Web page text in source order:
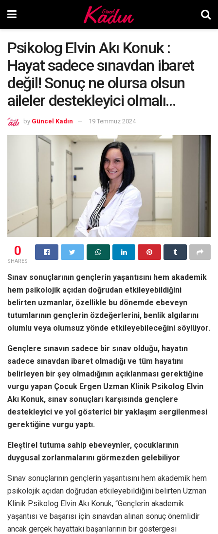
Psikolog Elvin Akı Konuk :
Hayat sadece sınavdan ibaret
değil! Sonuç ne olursa olsun
aileler destekleyici olmalı…
by Güncel Kadın 19 Temmuz 2024
0
SHARES
Sınav sonuçlarının gençlerin yaşantısını hem akademik
hem psikolojik açıdan doğrudan etkileyebildiğini
belirten uzmanlar, özellikle bu dönemde ebeveyn
tutumlarının gençlerin özdeğerlerini, benlik algılarını
olumlu veya olumsuz yönde etkileyebileceğini söylüyor.
Gençlere sınavın sadece bir sınav olduğu, hayatın
sadece sınavdan ibaret olmadığı ve tüm hayatını
belirleyen bir şey olmadığının açıklanması gerektiğine
vurgu yapan Çocuk Ergen Uzman Klinik Psikolog Elvin
Akı Konuk, sınav sonuçları karşısında gençlere
destekleyici ve yol gösterici bir yaklaşım sergilenmesi
gerektiğine vurgu yaptı.
Eleştirel tutuma sahip ebeveynler, çocuklarının
duygusal zorlanmalarını görmezden gelebiliyor
Sınav sonuçlarının gençlerin yaşantısını hem akademik hem
psikolojik açıdan doğrudan etkileyebildiğini belirten Uzman
Klinik Psikolog Elvin Akı Konuk, “Gençlerin akademik
yaşantısı ve başarısı için sınavdan alınan sonuç önemlidir
ancak gerçek hayattaki başarılarının bir göstergesi